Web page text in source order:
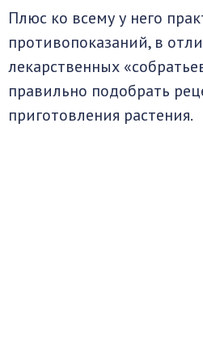
Плюс ко всему у него
противопоказаний, в
лекарственных
правильно подобрать
приготовления растения.